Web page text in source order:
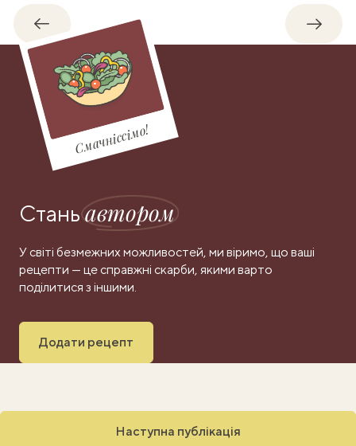
Назад
Смачніссімо!
Станьавтором
У світі безмежних можливостей, ми віримо, що ваші
рецепти — це справжні скарби, якими варто
поділитися з іншими.
Додати рецепт
Наступна публікація